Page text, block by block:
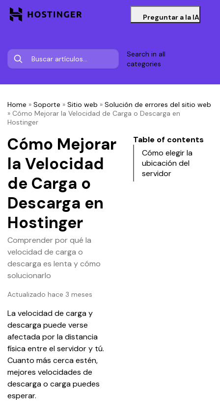
Preguntar a la IA
Search in all
categories
Home » Soporte » Sitio web » Solución de errores del sitio web
» Cómo Mejorar la Velocidad de Carga o Descarga en
Hostinger
Cómo Mejorar
la Velocidad
de Carga o
Descarga en
Hostinger
Comprender por qué la
velocidad de carga o
descarga es lenta y cómo
solucionarlo
Actualizado hace 3 meses
La velocidad de carga y
descarga puede verse
afectada por la distancia
física entre el servidor y tú.
Cuanto más cerca estén,
mejores velocidades de
descarga o carga puedes
esperar.
Table of contents
Cómo elegir la
ubicación del
servidor